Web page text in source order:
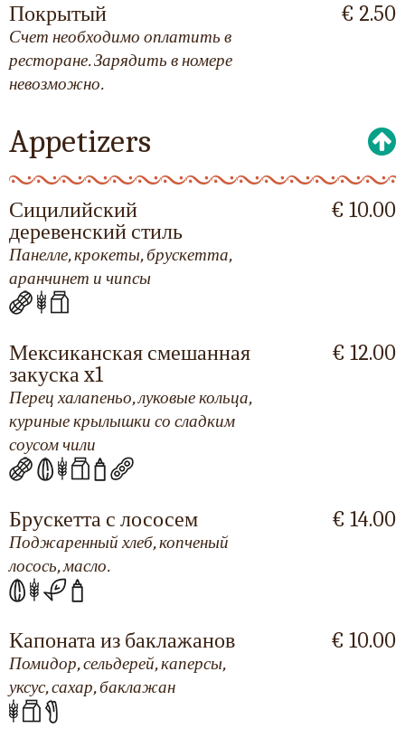
Покрытый
Счет необходимо оплатить в
ресторане. Зарядить в номере
невозможно.
€ 2.50
Appetizers
Сицилийский
деревенский стиль
Панелле, крокеты, брускетта,
аранчинет и чипсы
€ 10.00
Мексиканская смешанная
закуска x1
Перец халапеньо, луковые кольца,
куриные крылышки со сладким
соусом чили
€ 12.00
Брускетта с лососем
Поджаренный хлеб, копченый
лосось, масло.
€ 14.00
Капоната из баклажанов
Помидор, сельдерей, каперсы,
уксус, сахар, баклажан
€ 10.00